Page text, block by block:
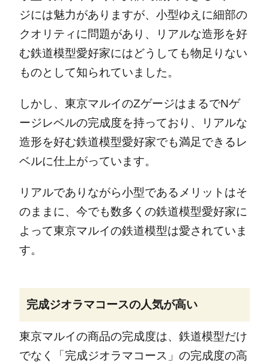
ジには魅力がありますが、小型ゆえに細部の
クオリティに問題があり、リアルな造形を好
む鉄道模型愛好家にはどうしても物足りない
ものとして知られていました。
しかし、東京マルイのZゲージはまるでNゲ
ージレベルの完成度を持っており、リアルな
造形を好む鉄道模型愛好家でも満足できるレ
ベルに仕上がっています。
リアルでありながら小型であるメリットはそ
のままに、今でも数多くの鉄道模型愛好家に
よって東京マルイの鉄道模型は愛されていま
す。
完成ジオラマコースの人気が高い
東京マルイの商品の完成度は、鉄道模型だけ
でなく「完成ジオラマコース」の完成度の高